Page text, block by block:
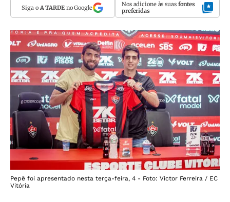
Siga o A TARDEno Google Nos adicione às suas fontes
preferidas
Pepê foi apresentado nesta terça-feira, 4 - Foto: Victor Ferreira / EC
Vitória